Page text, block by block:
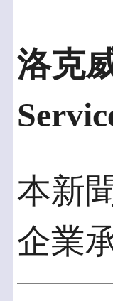
洛克
本新
企業